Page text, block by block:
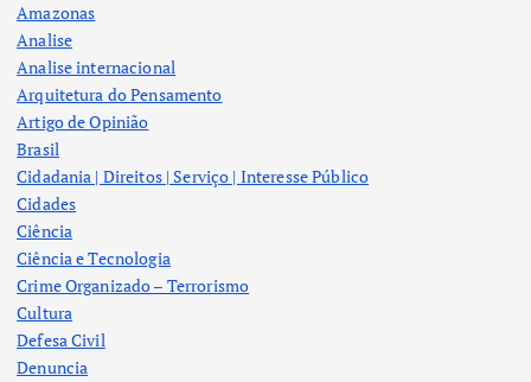
Amazonas
Analise
Analise internacional
Arquitetura do Pensamento
Artigo de Opinião
Brasil
Cidadania | Direitos | Serviço | Interesse Público
Cidades
Ciência
Ciência e Tecnologia
Crime Organizado – Terrorismo
Cultura
Defesa Civil
Denuncia